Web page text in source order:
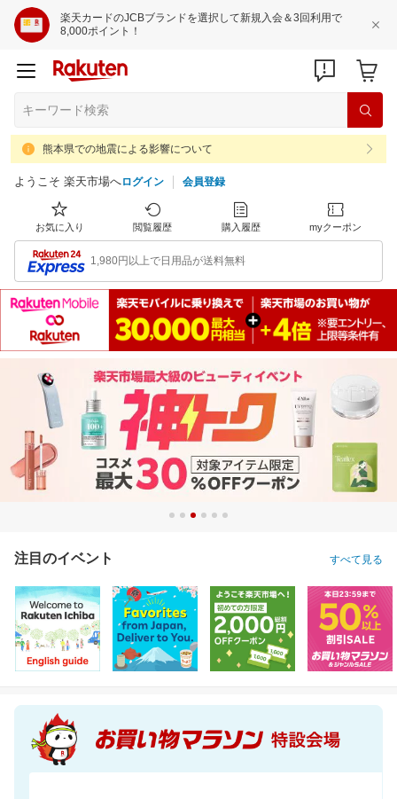
楽天カードのJCBブランドを選択して新規入会＆3回利用で
8,000ポイント！
熊本県での地震による影響について
ようこそ 楽天市場へログイン 会員登録
お気に入り 閲覧履歴 購入履歴 myクーポン
1,980円以上で日用品が送料無料
注目のイベント すべて見る